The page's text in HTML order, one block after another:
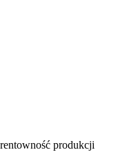
produkcji